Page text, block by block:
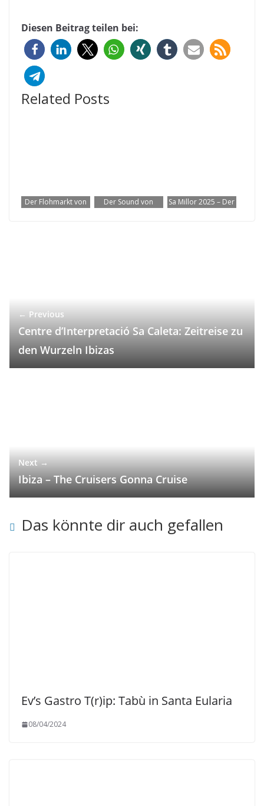
Diesen Beitrag teilen bei:
Related Posts
Der Flohmarkt von
Der Sound von
Sa Millor 2025 – Der
← Previous
Centre d’Interpretació Sa Caleta: Zeitreise zu
den Wurzeln Ibizas
Next →
Ibiza – The Cruisers Gonna Cruise
Das könnte dir auch gefallen
Ev’s Gastro T(r)ip: Tabù in Santa Eularia
08/04/2024